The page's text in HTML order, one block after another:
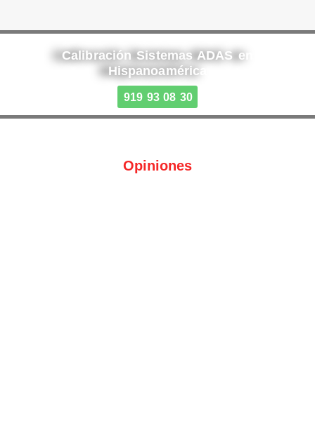
Calibración Sistemas ADAS en
Hispanoamérica
919 93 08 30
Opiniones